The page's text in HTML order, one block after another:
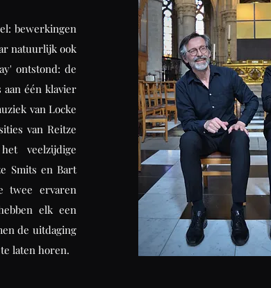
bewerkingen
natuurlijk ook
ontstond: de
één klavier
van Locke
van Reitze
veelzijdige
Smits en Bart
twee ervaren
elk een
de uitdaging
laten horen.